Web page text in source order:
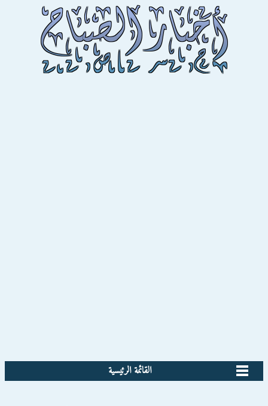
القائمة الرئيسية